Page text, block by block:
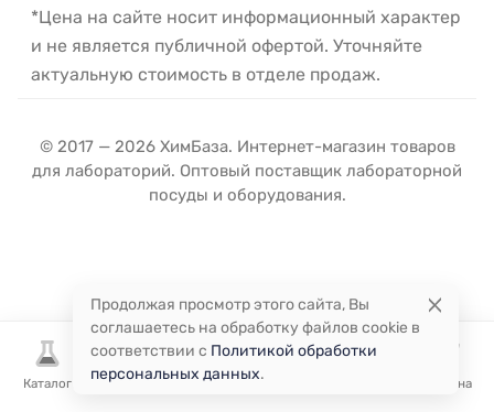
Каталог Избранное Корзина
*Цена на сайте носит информационный характер
и не является публичной офертой. Уточняйте
актуальную стоимость в отделе продаж.
© 2017 — 2026 ХимБаза. Интернет-магазин товаров
для лабораторий. Оптовый поставщик лабораторной
посуды и оборудования.
Продолжая просмотр этого сайта, Вы
соглашаетесь на обработку файлов cookie в
соответствии с Политикой обработки
персональных данных.